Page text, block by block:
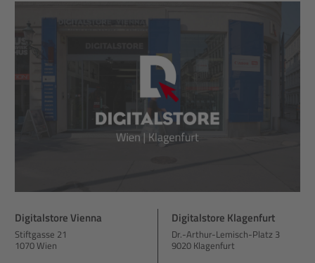
Digitalstore Vienna
Stiftgasse 21
1070 Wien
Digitalstore Klagenfurt
Dr.-Arthur-Lemisch-Platz 3
9020 Klagenfurt